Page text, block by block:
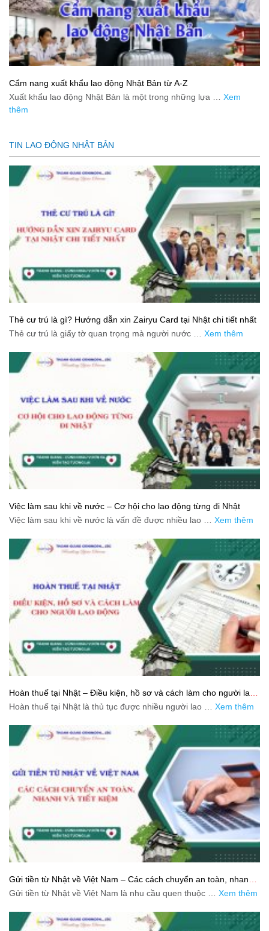
Cẩm nang xuất khẩu lao động Nhật Bản từ A-Z
Xuất khẩu lao động Nhật Bản là một trong những lựa … Xem
thêm
TIN LAO ĐỘNG NHẬT BẢN
Thẻ cư trú là gì? Hướng dẫn xin Zairyu Card tại Nhật chi tiết nhất
Thẻ cư trú là giấy tờ quan trọng mà người nước … Xem thêm
Việc làm sau khi về nước – Cơ hội cho lao động từng đi Nhật
Việc làm sau khi về nước là vấn đề được nhiều lao … Xem thêm
Hoàn thuế tại Nhật – Điều kiện, hồ sơ và cách làm cho người lao
động
Hoàn thuế tại Nhật là thủ tục được nhiều người lao … Xem thêm
Gửi tiền từ Nhật về Việt Nam – Các cách chuyển an toàn, nhanh
và tiết kiệm
Gửi tiền từ Nhật về Việt Nam là nhu cầu quen thuộc … Xem thêm